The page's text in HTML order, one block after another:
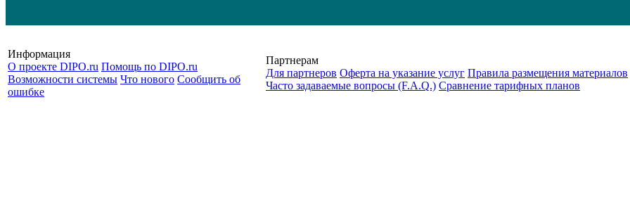
Информация
О проекте DIPO.ru Помощь по DIPO.ru
Возможности системы Что нового Сообщить об
ошибке
Партнерам
Для партнеров Оферта на указание услуг Правила размещения материалов
Часто задаваемые вопросы (F.A.Q.) Cравнение тарифных планов